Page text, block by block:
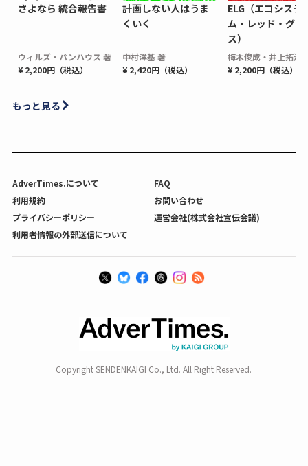
さよなら 統合報告書
ウィルズ・パンハウス 著
¥ 2,200円（税込）
計画しない人はうま
くいく
中村洋基 著
¥ 2,420円（税込）
ELG（エコシステ
ム・レッド・グロ
ス）
梅木俊成・井上拓海
¥ 2,200円（税込）
もっと見る
AdverTimes.について
FAQ
利用規約
お問い合わせ
プライバシーポリシー
運営会社(株式会社宣伝会議)
利用者情報の外部送信について
Copyright SENDENKAIGI Co., Ltd. All Right Reserved.